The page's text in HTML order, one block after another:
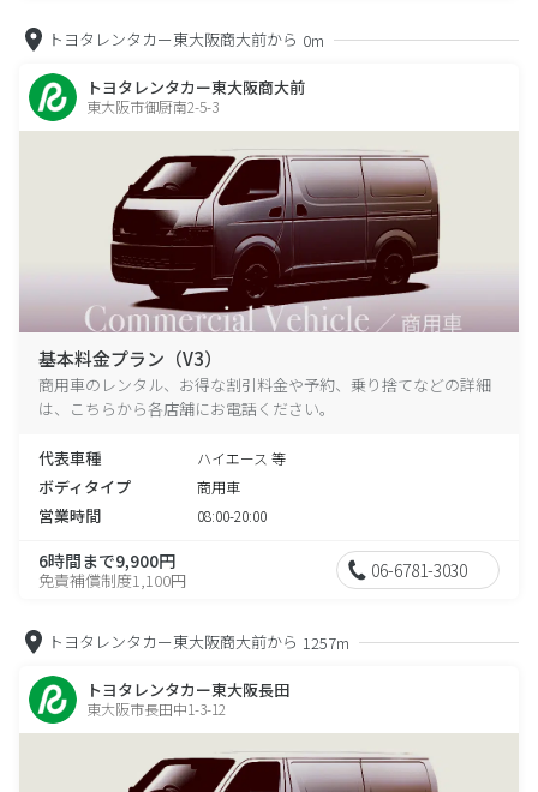
トヨタレンタカー東大阪商大前から 0m
トヨタレンタカー東大阪商大前
東大阪市御厨南2-5-3
基本料金プラン（V3）
商用車のレンタル、お得な割引料金や予約、乗り捨てなどの詳細
は、こちらから各店舗にお電話ください。
代表車種 ハイエース 等
ボディタイプ 商用車
営業時間 08:00-20:00
6時間まで9,900円
免責補償制度1,100円 06-6781-3030
トヨタレンタカー東大阪商大前から 1257m
トヨタレンタカー東大阪長田
東大阪市長田中1-3-12